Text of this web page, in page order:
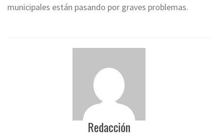
municipales están pasando por graves problemas.
Redacción